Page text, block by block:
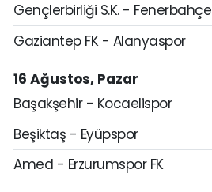
Gençlerbirliği S.K. - Fenerbahçe
Gaziantep FK - Alanyaspor
16 Ağustos, Pazar
Başakşehir - Kocaelispor
Beşiktaş - Eyüpspor
Amed - Erzurumspor FK